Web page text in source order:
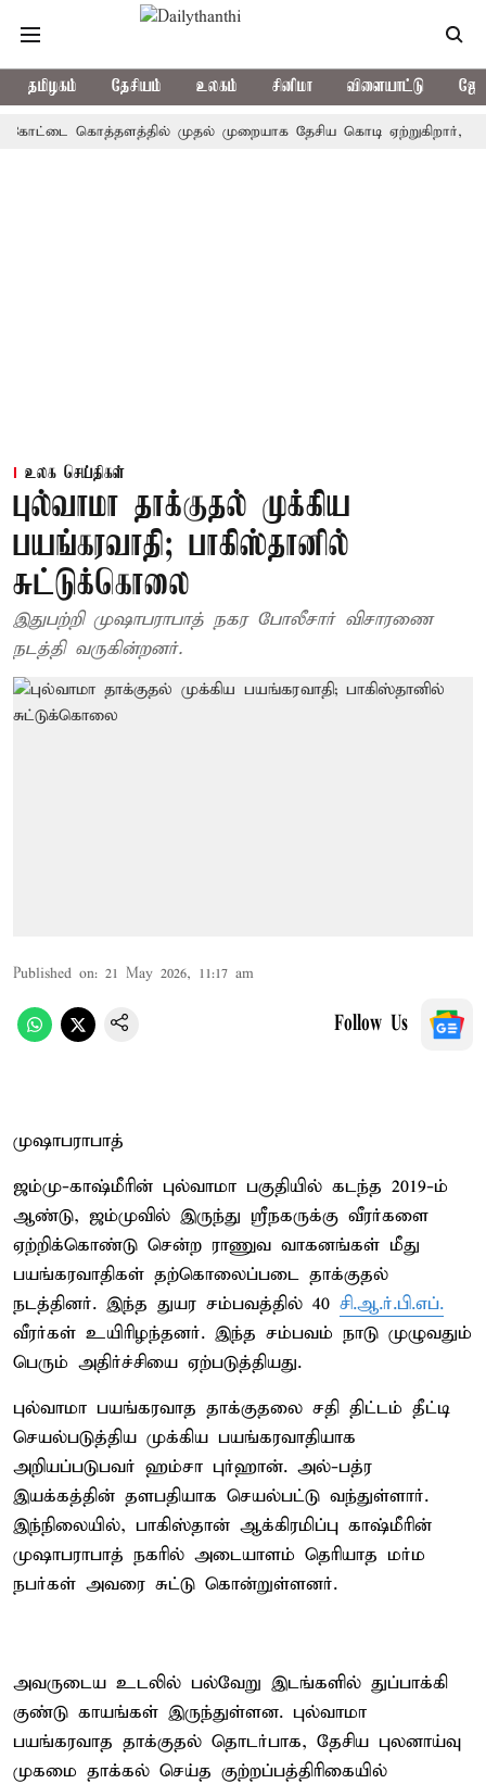
தமிழகம் தேசியம் உலகம் சினிமா விளையாட்டு
கொத்தளத்தில் முதல் முறையாக தேசிய கொடி ஏற்றுகிறார், முதல்-
உலக செய்திகள்
புல்வாமா தாக்குதல் முக்கிய
பயங்கரவாதி; பாகிஸ்தானில்
சுட்டுக்கொலை
இதுபற்றி முஷாபராபாத் நகர போலீசார் விசாரணை
நடத்தி வருகின்றனர்.
Published on: 21 May 2026, 11:17 am
Follow Us
முஷாபராபாத்
ஜம்மு-காஷ்மீரின் புல்வாமா பகுதியில் கடந்த 2019-ம்
ஆண்டு, ஜம்முவில் இருந்து ஸ்ரீநகருக்கு வீரர்களை
ஏற்றிக்கொண்டு சென்ற ராணுவ வாகனங்கள் மீது
பயங்கரவாதிகள் தற்கொலைப்படை தாக்குதல்
நடத்தினர். இந்த துயர சம்பவத்தில் 40 சி.ஆ.ர்.பி.எப்.
வீரர்கள் உயிரிழந்தனர். இந்த சம்பவம் நாடு முழுவதும்
பெரும் அதிர்ச்சியை ஏற்படுத்தியது.
புல்வாமா பயங்கரவாத தாக்குதலை சதி திட்டம் தீட்டி
செயல்படுத்திய முக்கிய பயங்கரவாதியாக
அறியப்படுபவர் ஹம்சா புர்ஹான். அல்-பத்ர
இயக்கத்தின் தளபதியாக செயல்பட்டு வந்துள்ளார்.
இந்நிலையில், பாகிஸ்தான் ஆக்கிரமிப்பு காஷ்மீரின்
முஷாபராபாத் நகரில் அடையாளம் தெரியாத மர்ம
நபர்கள் அவரை சுட்டு கொன்றுள்ளனர்.
அவருடைய உடலில் பல்வேறு இடங்களில் துப்பாக்கி
குண்டு காயங்கள் இருந்துள்ளன. புல்வாமா
பயங்கரவாத தாக்குதல் தொடர்பாக, தேசிய புலனாய்வு
முகமை தாக்கல் செய்த குற்றப்பத்திரிகையில்